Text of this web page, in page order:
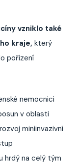
vzniklo také
kraje, který
pořízení
nemocnici
v oblasti
miniinvazivní
hrdý na celý tým